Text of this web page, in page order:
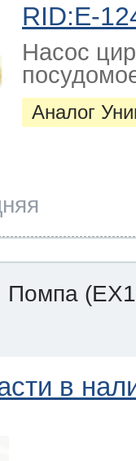
RID:E-
Насос
Аналог
Помпа
в